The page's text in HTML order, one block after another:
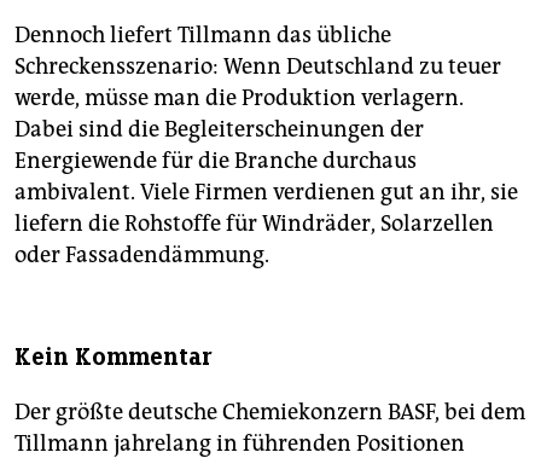
Dennoch liefert Tillmann das übliche
Schreckensszenario: Wenn Deutschland zu teuer
werde, müsse man die Produktion verlagern.
Dabei sind die Begleiterscheinungen der
Energiewende für die Branche durchaus
ambivalent. Viele Firmen verdienen gut an ihr, sie
liefern die Rohstoffe für Windräder, Solarzellen
oder Fassadendämmung.
Kein Kommentar
Der größte deutsche Chemiekonzern BASF, bei dem
Tillmann jahrelang in führenden Positionen